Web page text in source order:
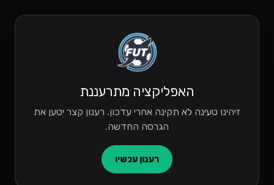
האפליקציה מתרעננת
זיהינו טעינה לא תקינה אחרי עדכון. רענון קצר יטען את
הגרסה החדשה.
רענון עכשיו